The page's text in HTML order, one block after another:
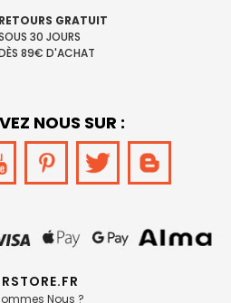
RETOURS GRATUIT
30 JOURS
89€ D'ACHAT
NOUS SUR :
Nous ?